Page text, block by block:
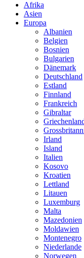
Afrika
Asien
Europa
Albanien
Belgien
Bosnien
Bulgarien
Dänemark
Deutschland
Estland
Finnland
Frankreich
Gibraltar
Irland
Island
Italien
Kosovo
Kroatien
Lettland
Litauen
Luxemburg
Malta
Mazedonien
Moldawien
Montenegro
Niederlande
Norwegen